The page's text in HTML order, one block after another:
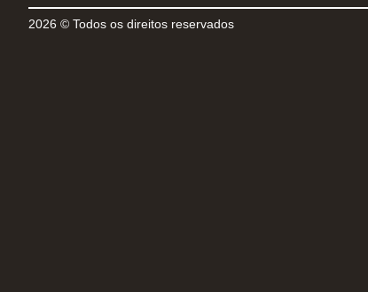
2026 © Todos os direitos reservados